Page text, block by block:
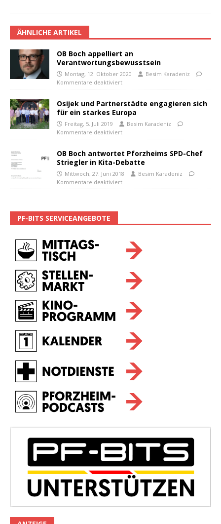
ÄHNLICHE ARTIKEL
OB Boch appelliert an
Verantwortungsbewusstsein
Montag, 12. Oktober 2020
Besim Karadeniz
Kommentare deaktiviert
Osijek und Partnerstädte engagieren sich
für ein starkes Europa
Freitag, 5. Juli 2019
Besim Karadeniz
Kommentare deaktiviert
OB Boch antwortet Pforzheims SPD-Chef
Striegler in Kita-Debatte
Mittwoch, 27. Juni 2018
Besim Karadeniz
Kommentare deaktiviert
PF-BITS SERVICEANGEBOTE